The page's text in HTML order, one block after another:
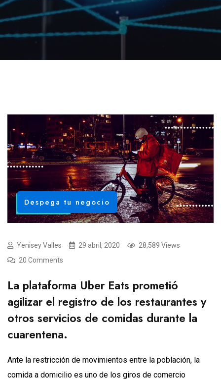
Despega tu negocio
Yenisey Valles 29 abril, 2020
28,589 Views
20 Comments
La plataforma Uber Eats prometió
agilizar el registro de los restaurantes y
otros servicios de comidas durante la
cuarentena.
Ante la restricción de movimientos entre la población, la
comida a domicilio es uno de los giros de comercio